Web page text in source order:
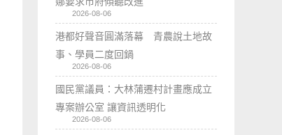
2026-08-06
港都好聲音圓滿落幕 青農說土地故
事、學員二度回鍋
2026-08-06
國民黨議員：大林蒲遷村計畫應成立
專案辦公室 讓資訊透明化
2026-08-06